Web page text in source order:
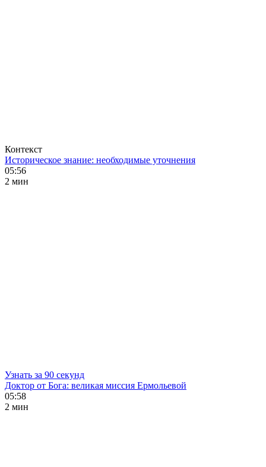
Контекст
Историческое знание: необходимые уточнения
05:56
2 мин
Узнать за 90 секунд
Доктор от Бога: великая миссия Ермольевой
05:58
2 мин